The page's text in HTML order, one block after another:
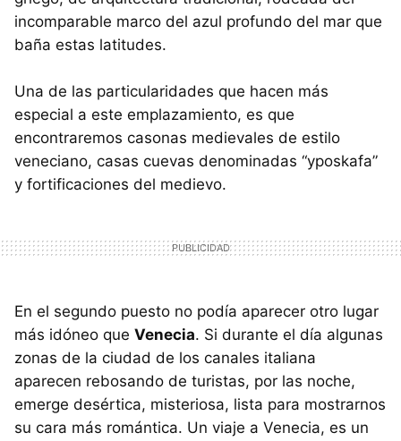
incomparable marco del azul profundo del mar que
baña estas latitudes.
Una de las particularidades que hacen más
especial a este emplazamiento, es que
encontraremos casonas medievales de estilo
veneciano, casas cuevas denominadas “yposkafa”
y fortificaciones del medievo.
En el segundo puesto no podía aparecer otro lugar
más idóneo que Venecia. Si durante el día algunas
zonas de la ciudad de los canales italiana
aparecen rebosando de turistas, por las noche,
emerge desértica, misteriosa, lista para mostrarnos
su cara más romántica. Un viaje a Venecia, es un